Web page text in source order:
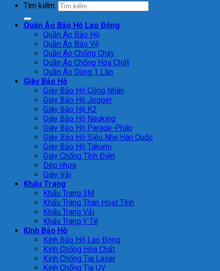
Tìm kiếm:
Quần Áo Bảo Hộ Lao Động
Quần Áo Bảo Hộ
Quần Áo Bảo Vệ
Quần Áo Chống Cháy
Quần Áo Chống Hóa Chất
Quần Áo Dùng 1 Lần
Giày Bảo Hộ
Giày Bảo Hộ Công Nhân
Giày Bảo Hộ Jogger
Giày Bảo Hộ K2
Giày Bảo Hộ Neuking
Giày Bảo Hộ Parade-Pháp
Giày Bảo Hộ Siêu Nhẹ Hàn Quốc
Giày Bảo Hộ Takumi
Giày Chống Tĩnh Điện
Dép nhựa
Giày Vải
Khẩu Trang
Khẩu Trang 3M
Khẩu Trang Than Hoạt Tính
Khẩu Trang Vải
Khẩu Trang Y Tế
Kính Bảo Hộ
Kính Bảo Hộ Lao Động
Kính Chống Hóa Chất
Kính Chống Tia Laser
Kính Chống Tia UV